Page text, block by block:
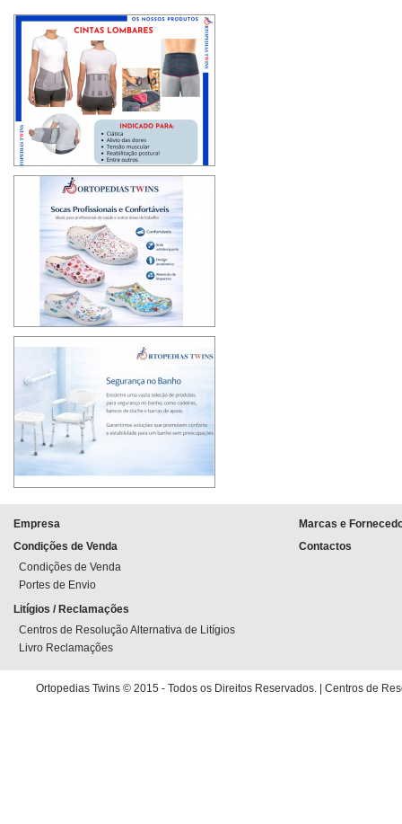
>>
Empresa
Condições de Venda
Condições de Venda
Portes de Envio
Litígios / Reclamações
Centros de Resolução Alternativa de Litígios
Livro Reclamações
Marcas e
Contactos
Ortopedias Twins © 2015 - Todos os Direitos Reservados. | Centros de